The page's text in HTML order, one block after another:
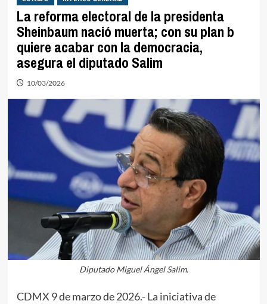
La reforma electoral de la presidenta
Sheinbaum nació muerta; con su plan b
quiere acabar con la democracia,
asegura el diputado Salim
10/03/2026
Diputado Miguel Ángel Salim.
CDMX 9 de marzo de 2026.- La iniciativa de